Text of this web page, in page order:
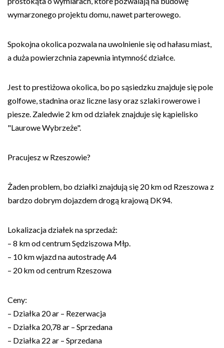
wymarzonego projektu domu, nawet parterowego.
Spokojna okolica pozwala na uwolnienie się od hałasu miast,
a duża powierzchnia zapewnia intymność działce.
Jest to prestiżowa okolica, bo po sąsiedzku znajduje się pole
golfowe, stadnina oraz liczne lasy oraz szlaki rowerowe i
piesze. Zaledwie 2 km od działek znajduje się kąpielisko
"Laurowe Wybrzeże".
Pracujesz w Rzeszowie?
Żaden problem, bo działki znajdują się 20 km od Rzeszowa z
bardzo dobrym dojazdem drogą krajową DK94.
Lokalizacja działek na sprzedaż:
– 8 km od centrum Sędziszowa Młp.
– 10 km wjazd na autostradę A4
– 20 km od centrum Rzeszowa
Ceny:
– Działka 20 ar – Rezerwacja
– Działka 20,78 ar – Sprzedana
– Działka 22 ar – Sprzedana